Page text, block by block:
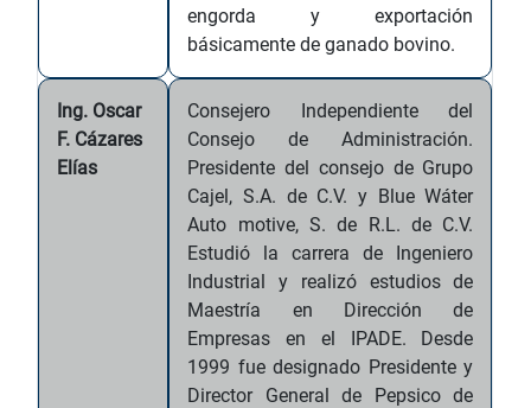
engorda y exportación
básicamente de ganado bovino.
Ing. Oscar
F. Cázares
Elías
Consejero Independiente del
Consejo de Administración.
Presidente del consejo de Grupo
Cajel, S.A. de C.V. y Blue Wáter
Auto motive, S. de R.L. de C.V.
Estudió la carrera de Ingeniero
Industrial y realizó estudios de
Maestría en Dirección de
Empresas en el IPADE. Desde
1999 fue designado Presidente y
Director General de Pepsico de